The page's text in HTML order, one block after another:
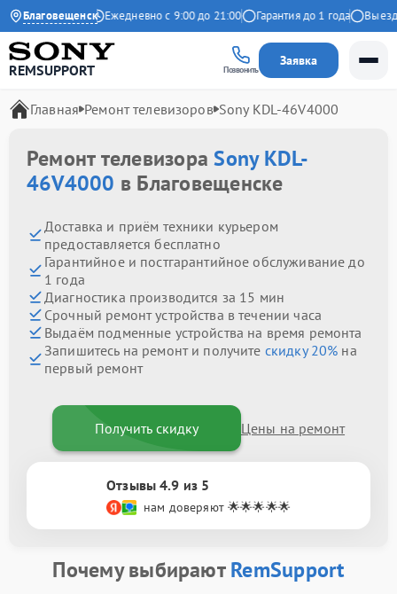
Благовещенск
4.9 на Яндекс Ежедневно с 9:00 до 21:00 Гарантия до 1 года Выезд
REMSUPPORT Позвонить
Заявка
Главная Ремонт телевизоров Sony KDL-46V4000
Ремонт телевизораSony KDL-
46V4000 в Благовещенске
Доставка и приём техники курьером
предоставляется бесплатно
Гарантийное и постгарантийное обслуживание до
1 года
Диагностика производится за 15 мин
Срочный ремонт устройства в течении часа
Выдаём подменные устройства на время ремонта
Запишитесь на ремонт и получите скидку 20% на
первый ремонт
Получить скидку Цены на ремонт
Отзывы 4.9 из 5
нам доверяют 🌟🌟🌟🌟🌟
Почему выбираютRemSupport